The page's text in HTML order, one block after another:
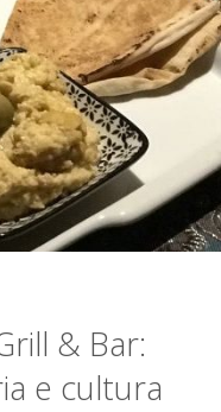
& Bar:
e cultura